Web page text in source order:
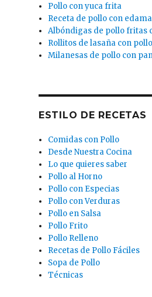
Pollo con yuca frita
Receta de pollo con
Albóndigas de pollo fritas
Rollitos de lasaña con pollo
Milanesas de pollo con
ESTILO DE RECETAS
Comidas con Pollo
Desde Nuestra Cocina
Lo que quieres saber
Pollo al Horno
Pollo con Especias
Pollo con Verduras
Pollo en Salsa
Pollo Frito
Pollo Relleno
Recetas de Pollo Fáciles
Sopa de Pollo
Técnicas